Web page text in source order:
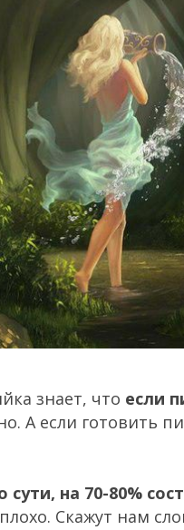
знает, что если
А если готовить
сути, на 70-80%
Скажут нам